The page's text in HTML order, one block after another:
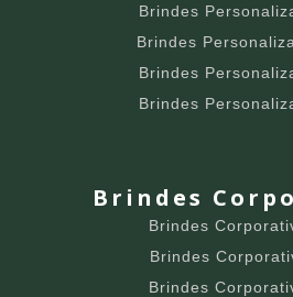
Brindes
Brindes
Brindes
Brindes
Brindes
Brindes
Brindes
Brindes